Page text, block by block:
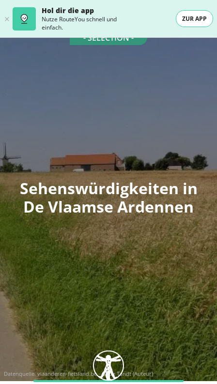
Hol dir die app
Nutze RouteYou schnell und
einfach.
ZUR APP
- SELECTION -
Sehenswürdigkeiten in
De Vlaamse Ardennen
Datenquelle:vlaanderen-fietsland.be - G. De Tandt (Auteur)